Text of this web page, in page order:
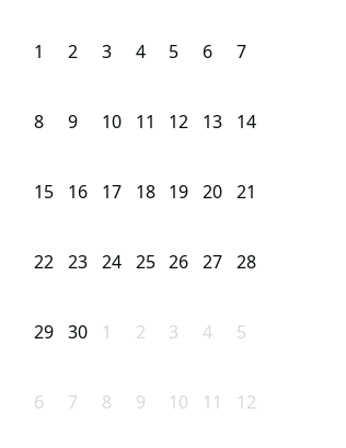
1 2 3 4 5 6 7
8 9 10 11 12 13 14
15 16 17 18 19 20 21
22 23 24 25 26 27 28
29 30 1 2 3 4 5
6 7 8 9 10 11 12